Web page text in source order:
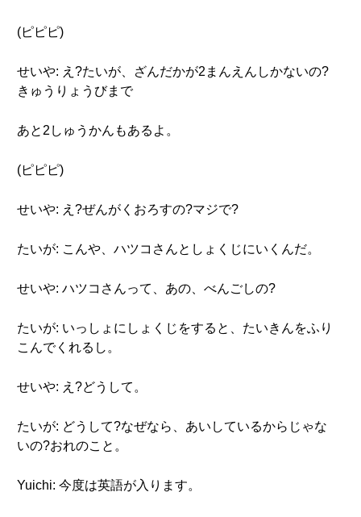
(ピピピ)
せいや: え?たいが、ざんだかが2まんえんしかないの?
きゅうりょうびまで
あと2しゅうかんもあるよ。
(ピピピ)
せいや: え?ぜんがくおろすの?マジで?
たいが: こんや、ハツコさんとしょくじにいくんだ。
せいや: ハツコさんって、あの、べんごしの?
たいが: いっしょにしょくじをすると、たいきんをふり
こんでくれるし。
せいや: え?どうして。
たいが: どうして?なぜなら、あいしているからじゃな
いの?おれのこと。
Yuichi: 今度は英語が入ります。